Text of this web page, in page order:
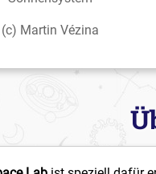
(c) Martin Vézina